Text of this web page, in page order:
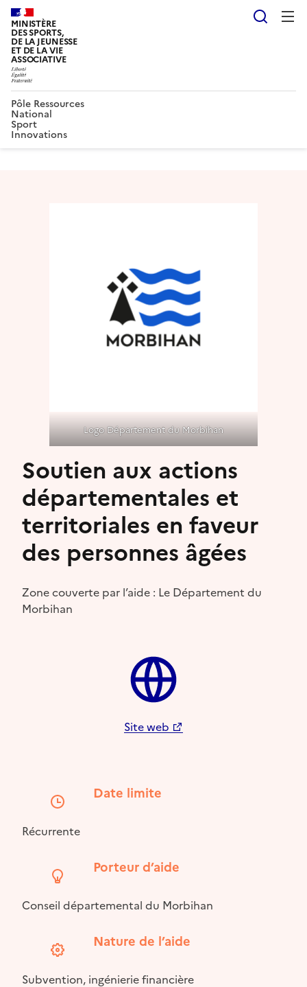
MINISTÈRE
DES SPORTS,
DE LA JEUNESSE
ET DE LA VIE
ASSOCIATIVE
Pôle Ressources
National
Sport
Innovations
Logo Département du Morbihan
Soutien aux actions
départementales et
territoriales en faveur
des personnes âgées
Zone couverte par l’aide : Le Département du
Morbihan
Site web
Date limite
Récurrente
Porteur d’aide
Conseil départemental du Morbihan
Nature de l’aide
Subvention, ingénierie financière